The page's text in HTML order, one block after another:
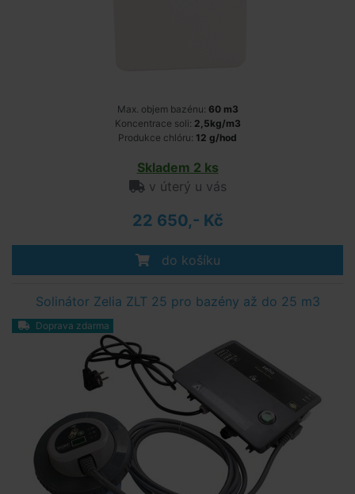
Max. objem bazénu: 60 m3
Koncentrace soli: 2,5kg/m3
Produkce chlóru: 12 g/hod
Skladem 2 ks
v úterý u vás
22 650,- Kč
do košíku
Solinátor Zelia ZLT 25 pro bazény až do 25 m3
Doprava zdarma